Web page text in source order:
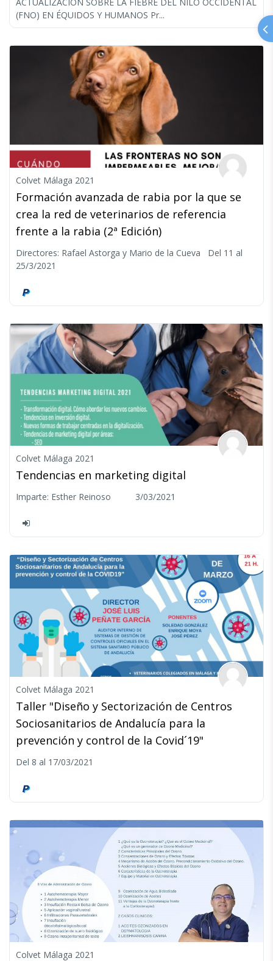
(FNO) EN ÉQUIDOS Y HUMANOS Pr...
Colvet Málaga 2021
Formación avanzada de rabia por la que se
crea la red de veterinarios de referencia
frente a la rabia (2ª Edición)
Directores: Rafael Astorga y Mario de la Cueva Del 11 al
25/3/2021
Colvet Málaga 2021
Tendencias en marketing digital
Imparte: Esther Reinoso 3/03/2021
Colvet Málaga 2021
Taller "Diseño y Sectorización de Centros
Sociosanitarios de Andalucía para la
prevención y control de la Covid´19"
Del 8 al 17/03/2021
Colvet Málaga 2021